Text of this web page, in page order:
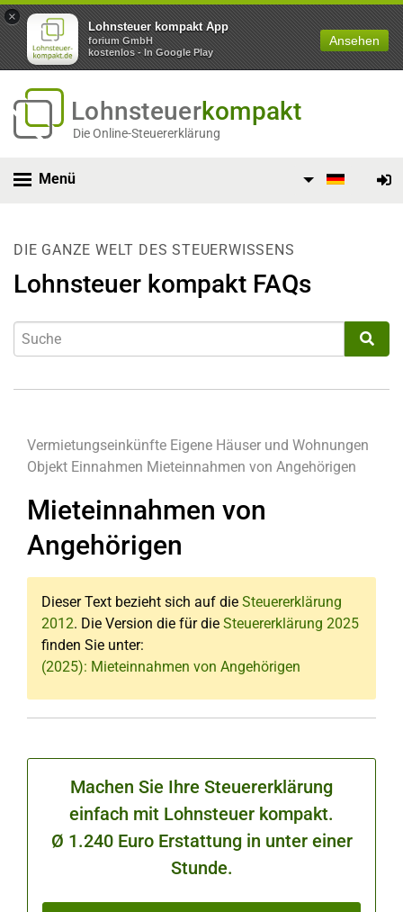
×
Lohnsteuer kompakt App
forium GmbH
kostenlos - In Google Play
Ansehen
Lohnsteuerkompakt
Die Online-Steuererklärung
Menü
DIE GANZE WELT DES STEUERWISSENS
Lohnsteuer kompakt FAQs
Vermietungseinkünfte Eigene Häuser und Wohnungen
Objekt Einnahmen Mieteinnahmen von Angehörigen
Mieteinnahmen von
Angehörigen
Dieser Text bezieht sich auf die Steuererklärung
2012. Die Version die für die Steuererklärung 2025
finden Sie unter:
(2025): Mieteinnahmen von Angehörigen
Machen Sie Ihre Steuererklärung
einfach mit Lohnsteuer kompakt.
Ø 1.240 Euro Erstattung in unter einer
Stunde.